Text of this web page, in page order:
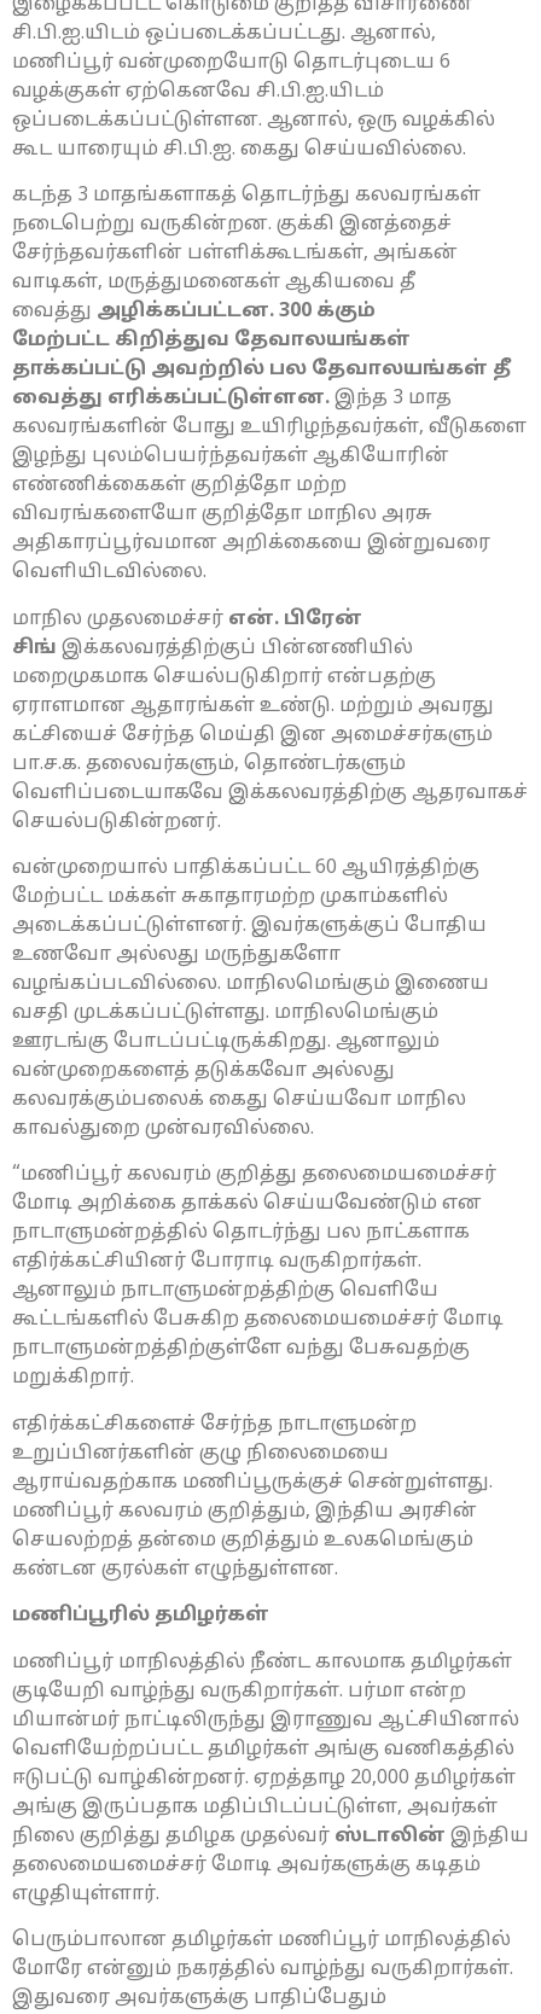
சி.பி.ஐ.யிடம் ஒப்படைக்கப்பட்டது. ஆனால்,
மணிப்பூர் வன்முறையோடு தொடர்புடைய 6
வழக்குகள் ஏற்கெனவே சி.பி.ஐ.யிடம்
ஒப்படைக்கப்பட்டுள்ளன. ஆனால், ஒரு வழக்கில்
கூட யாரையும் சி.பி.ஐ. கைது செய்யவில்லை.
கடந்த 3 மாதங்களாகத் தொடர்ந்து கலவரங்கள்
நடைபெற்று வருகின்றன. குக்கி இனத்தைச்
சேர்ந்தவர்களின் பள்ளிக்கூடங்கள், அங்கன்
வாடிகள், மருத்துமனைகள் ஆகியவை தீ
வைத்து அழிக்கப்பட்டன. 300 க்கும்
மேற்பட்ட கிறித்துவ தேவாலயங்கள்
தாக்கப்பட்டு அவற்றில் பல தேவாலயங்கள் தீ
வைத்து எரிக்கப்பட்டுள்ளன. இந்த 3 மாத
கலவரங்களின் போது உயிரிழந்தவர்கள், வீடுகளை
இழந்து புலம்பெயர்ந்தவர்கள் ஆகியோரின்
எண்ணிக்கைகள் குறித்தோ மற்ற
விவரங்களையோ குறித்தோ மாநில அரசு
அதிகாரப்பூர்வமான அறிக்கையை இன்றுவரை
வெளியிடவில்லை.
மாநில முதலமைச்சர் என். பிரேன்
சிங் இக்கலவரத்திற்குப் பின்னணியில்
மறைமுகமாக செயல்படுகிறார் என்பதற்கு
ஏராளமான ஆதாரங்கள் உண்டு. மற்றும் அவரது
கட்சியைச் சேர்ந்த மெய்தி இன அமைச்சர்களும்
பா.ச.க. தலைவர்களும், தொண்டர்களும்
வெளிப்படையாகவே இக்கலவரத்திற்கு ஆதரவாகச்
செயல்படுகின்றனர்.
வன்முறையால் பாதிக்கப்பட்ட 60 ஆயிரத்திற்கு
மேற்பட்ட மக்கள் சுகாதாரமற்ற முகாம்களில்
அடைக்கப்பட்டுள்ளனர். இவர்களுக்குப் போதிய
உணவோ அல்லது மருந்துகளோ
வழங்கப்படவில்லை. மாநிலமெங்கும் இணைய
வசதி முடக்கப்பட்டுள்ளது. மாநிலமெங்கும்
ஊரடங்கு போடப்பட்டிருக்கிறது. ஆனாலும்
வன்முறைகளைத் தடுக்கவோ அல்லது
கலவரக்கும்பலைக் கைது செய்யவோ மாநில
காவல்துறை முன்வரவில்லை.
“மணிப்பூர் கலவரம் குறித்து தலைமையமைச்சர்
மோடி அறிக்கை தாக்கல் செய்யவேண்டும் என
நாடாளுமன்றத்தில் தொடர்ந்து பல நாட்களாக
எதிர்க்கட்சியினர் போராடி வருகிறார்கள்.
ஆனாலும் நாடாளுமன்றத்திற்கு வெளியே
கூட்டங்களில் பேசுகிற தலைமையமைச்சர் மோடி
நாடாளுமன்றத்திற்குள்ளே வந்து பேசுவதற்கு
மறுக்கிறார்.
எதிர்க்கட்சிகளைச் சேர்ந்த நாடாளுமன்ற
உறுப்பினர்களின் குழு நிலைமையை
ஆராய்வதற்காக மணிப்பூருக்குச் சென்றுள்ளது.
மணிப்பூர் கலவரம் குறித்தும், இந்திய அரசின்
செயலற்றத் தன்மை குறித்தும் உலகமெங்கும்
கண்டன குரல்கள் எழுந்துள்ளன.
மணிப்பூரில் தமிழர்கள்
மணிப்பூர் மாநிலத்தில் நீண்ட காலமாக தமிழர்கள்
குடியேறி வாழ்ந்து வருகிறார்கள். பர்மா என்ற
மியான்மர் நாட்டிலிருந்து இராணுவ ஆட்சியினால்
வெளியேற்றப்பட்ட தமிழர்கள் அங்கு வணிகத்தில்
ஈடுபட்டு வாழ்கின்றனர். ஏறத்தாழ 20,000 தமிழர்கள்
அங்கு இருப்பதாக மதிப்பிடப்பட்டுள்ள, அவர்கள்
நிலை குறித்து தமிழக முதல்வர் ஸ்டாலின் இந்திய
தலைமையமைச்சர் மோடி அவர்களுக்கு கடிதம்
எழுதியுள்ளார்.
பெரும்பாலான தமிழர்கள் மணிப்பூர் மாநிலத்தில்
மோரே என்னும் நகரத்தில் வாழ்ந்து வருகிறார்கள்.
இதுவரை அவர்களுக்கு பாதிப்பேதும்